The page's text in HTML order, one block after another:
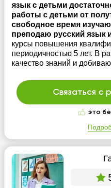
язык с детьми
работы с детьми от
свободное время
преподаю русский язык
курсы повышения
периодичностью 5 лет. В
качество знаний и
Связаться с
это